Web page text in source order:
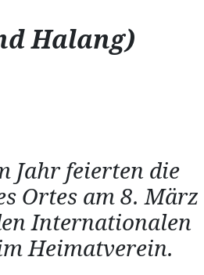
Halang)
Jahr feierten die
Ortes am 8. März
Internationalen
Heimatverein.